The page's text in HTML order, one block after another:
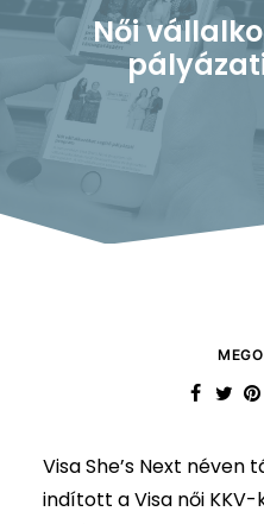
Női
Visa She’s Next
indított a Visa női